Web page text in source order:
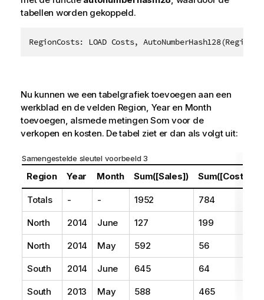
tabellen worden gekoppeld.
Nu kunnen we een tabelgrafiek toevoegen aan een
werkblad en de velden Region Yearen Month
toevoegen, alsmede metingen Som voor de
verkopen en kosten. De tabel ziet er dan als volgt uit:
Samengestelde sleutel voorbeeld 3
Region Year Month Sum([Sales]) Sum([Costs])
Totals - - 1952 784
North 2014 June 127 199
North 2014 May 592 56
South 2014 June 645 64
South 2013 May 588 465